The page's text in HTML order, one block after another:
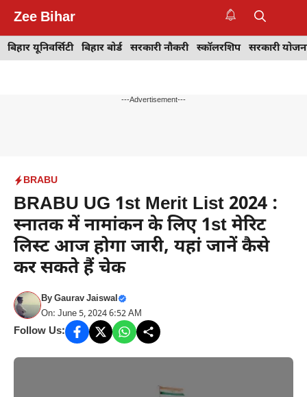
content
Zee Bihar
बिहार यूनिवर्सिटी बिहार बोर्ड सरकारी नौकरी स्कॉलरशिप सरकारी
---Advertisement---
BRABU
BRABU UG 1st Merit List 2024 :
स्नातक में नामांकन के लिए 1st मेरिट
लिस्ट आज होगा जारी, यहां जानें कैसे
कर सकते हैं चेक
ByGaurav Jaiswal
On: June 5, 2024 6:52 AM
Follow Us: